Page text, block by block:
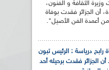
وزيرة الثقافة و الفنون،
أن الجزائر فقدت بوفاة
من أعمدة الفن الأصيل".
رابح درياسة : الرئيس تبون
أن الجزائر فقدت برحيله أحد